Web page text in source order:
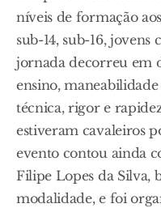
níveis de formação
sub-14, sub-16, jovens
jornada decorreu em
ensino,
técnica, rigor e
estiveram cavaleiros
evento contou ainda
Filipe Lopes da Silva,
modalidade, e foi